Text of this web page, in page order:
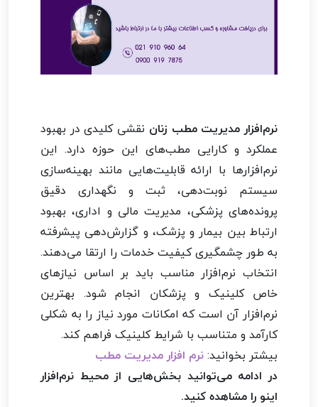
نرم‌افزار مدیریت مطب زنان نقشی کلیدی در بهبود
عملکرد و کارایی مطب‌های این حوزه دارد. این
نرم‌افزارها با ارائه قابلیت‌هایی مانند بهینه‌سازی
سیستم نوبت‌دهی، ثبت و نگهداری دقیق
پرونده‌های پزشکی، مدیریت مالی و اداری، بهبود
ارتباط بین بیمار و پزشک، و گزارش‌دهی پیشرفته
به طور چشمگیری کیفیت خدمات را ارتقا می‌دهند.
انتخاب نرم‌افزار مناسب باید بر اساس نیازهای
خاص کلینیک و پزشکان انجام شود. بهترین
نرم‌افزار آن است که امکانات مورد نیاز را به شکلی
کارآمد و متناسب با شرایط کلینیک فراهم کند.
بیشتر بخوانید:نرم افزار مدیریت مطب
در ادامه می‌توانید بخش‌هایی از محیط نرم‌افزار
اینو را مشاهده کنید.